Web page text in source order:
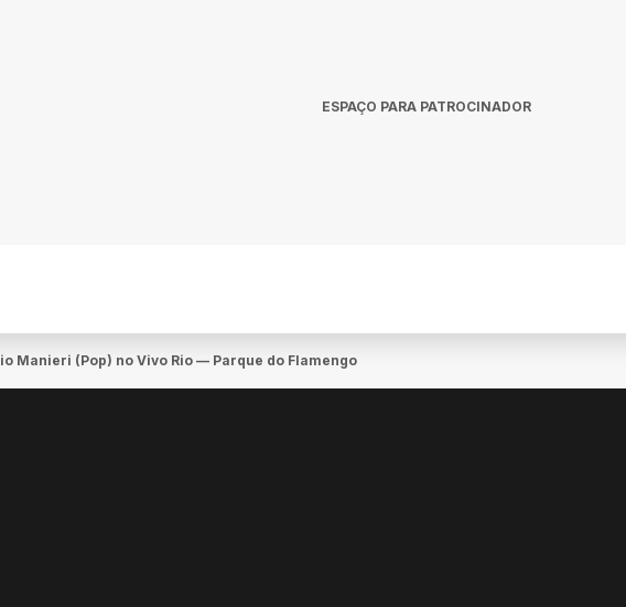
ESPAÇO PARA PATROCINADOR
Manieri (Pop) no Vivo Rio — Parque do Flamengo